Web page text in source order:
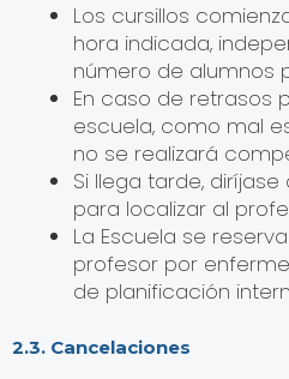
Los cursillos
hora indicada,
número de alumnos
En caso de retrasos
escuela, como mal
no se realizará
Si llega tarde,
para localizar al
La Escuela se
profesor por
de planificación
2.3. Cancelaciones